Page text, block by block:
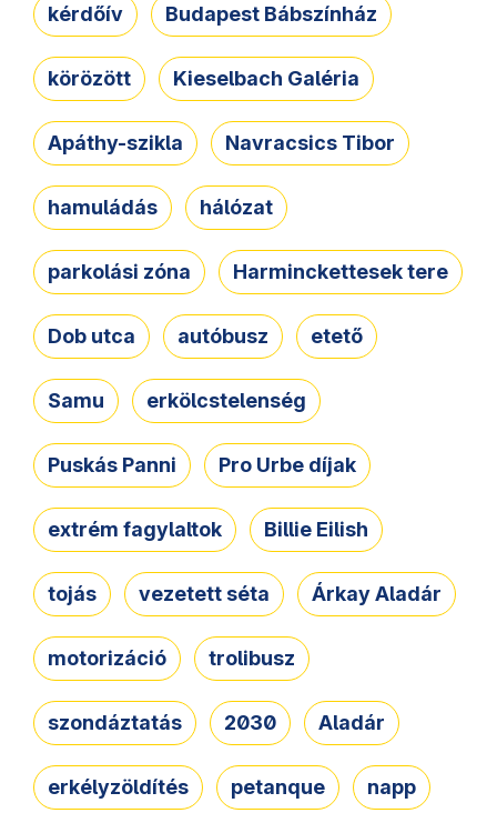
kérdőív Budapest Bábszínház
körözött Kieselbach Galéria
Apáthy-szikla Navracsics Tibor
hamuládás hálózat
parkolási zóna Harminckettesek tere
Dob utca autóbusz etető
Samu erkölcstelenség
Puskás Panni Pro Urbe díjak
extrém fagylaltok Billie Eilish
tojás vezetett séta Árkay Aladár
motorizáció trolibusz
szondáztatás 2030 Aladár
erkélyzöldítés petanque napp